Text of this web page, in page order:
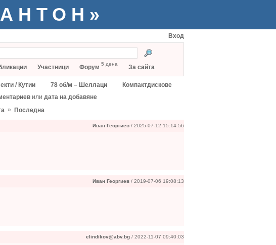
Вход
Участници Форум 5 дена За сайта
/ Кутии 78 об/м – Шеллаци
Компактдискове
или дата на добавяне
» Последна
Иван Георгиев / 2025-07-12 15:14:56
Иван Георгиев / 2019-07-06 19:08:13
elindikov@abv.bg / 2022-11-07 09:40:03